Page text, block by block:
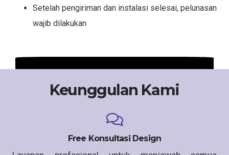
Setelah pengiriman dan instalasi selesai, pelunasan
wajib dilakukan
Keunggulan Kami
Free Konsultasi Design